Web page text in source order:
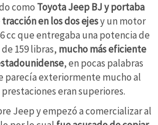
como Toyota Jeep BJ y portaba
en los dos ejesy un motor
cc que entregaba una potencia de
159 libras, mucho más eficiente
, en pocas palabras
parecía exteriormente mucho al
eran superiores.
Jeep y empezó a comercializar al